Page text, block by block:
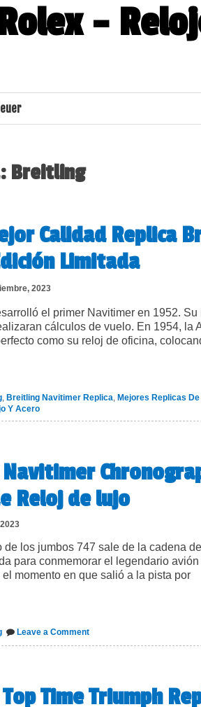
–
Breitling
Calidad Replica
Limitada
2023
el primer Navitimer en 1952.
cálculos de vuelo. En 1954, la
como su reloj de oficina,
, Breitling Navitimer Replica, Mejores Replicas
Y Acero
Reloj de lujo
de los jumbos 747 sale de la cadena
para conmemorar el legendario
momento en que salió a la pista por
Leave a Commenton
Navitimer
43
Boeing
Time Triumph